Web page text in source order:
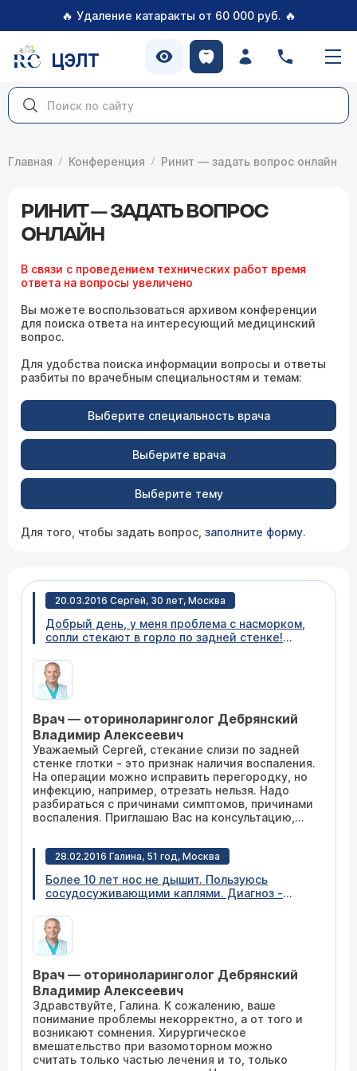
🔥 Удаление катаракты от 60 000 руб. 🔥
ЦЭЛТ
Главная Конференция Ринит — задать вопрос онлайн
РИНИТ — ЗАДАТЬ ВОПРОС
ОНЛАЙН
В связи с проведением технических работ время
ответа на вопросы увеличено
Вы можете воспользоваться архивом конференции
для поиска ответа на интересующий медицинский
вопрос.
Для удобства поиска информации вопросы и ответы
разбиты по врачебным специальностям и темам:
Выберите специальность врача
Выберите врача
Выберите тему
Для того, чтобы задать вопрос, заполните форму.
20.03.2016 Сергей, 30 лет, Москва
Добрый день, у меня проблема с насморком,
сопли стекают в горло по задней стенке!
перегородки, никакого эффекта! врач
предложил сделать укол "кеналог", но я
прочитал отзывы по препарату и не знаю, что
Врач — оториноларинголог Дебрянский
Владимир Алексеевич
Уважаемый Сергей, стекание слизи по задней
стенке глотки - это признак наличия воспаления.
На операции можно исправить перегородку, но
инфекцию, например, отрезать нельзя. Надо
разбираться с причинами симптомов, причинами
воспаления. Приглашаю Вас на консультацию,
28.02.2016 Галина, 51 год, Москва
Более 10 лет нос не дышит. Пользуюсь
сосудосуживающими каплями. Диагноз -
Но мне сказали, что 2 года будет нос дышать,
а потом будет рецидив. Так ли это? И
возможны ли другие методы избавления от
Врач — оториноларинголог Дебрянский
Владимир Алексеевич
Здравствуйте, Галина. К сожалению, ваше
понимание проблемы некорректно, а от того и
возникают сомнения. Хирургическое
вмешательство при вазомоторном можно
считать только частью лечения и то, только